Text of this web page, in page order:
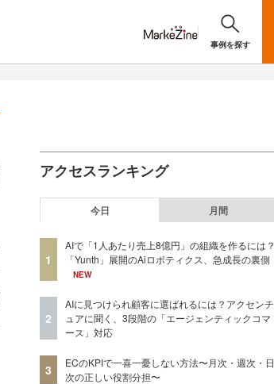
事例を探す
アクセスランキング
今日 月間
1
AIで「1人あたり売上8億円」の組織を作るには？
「Yunth」展開のAiロボティクス、急成長の裏側
NEW
2
AIに見つけられ顧客に選ばれるには？アクセンチ
ュアに聞く、3段階の「エージェンティックコマ
ース」対応
3
ECのKPIで一喜一憂しない方法〜月次・週次・日
次の正しい役割分担〜